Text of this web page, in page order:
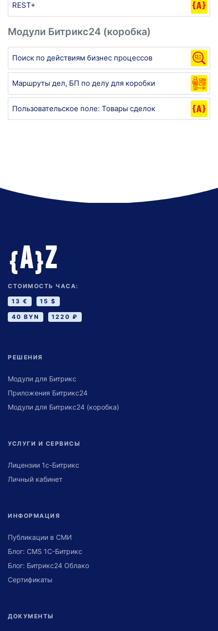
REST+
Модули Битрикс24 (коробка)
Поиск по действиям бизнес процессов
Маршруты дел, БП по делу для коробки
Пользовательское поле: Товары сделок
{A}Z
СТОИМОСТЬ ЧАСА:
13 € 15 $
40 BYN 1220 ₽
РЕШЕНИЯ
Модули для Битрикс
Приложения Битрикс24
Модули для Битрикс24 (коробка)
УСЛУГИ И СЕРВИСЫ
Лицензии 1с-Битрикс
Личный кабинет
ИНФОРМАЦИЯ
Публикации в СМИ
Блог: CMS 1С-Битрикс
Блог: Битрикс24 Облако
Сертификаты
ДОКУМЕНТЫ